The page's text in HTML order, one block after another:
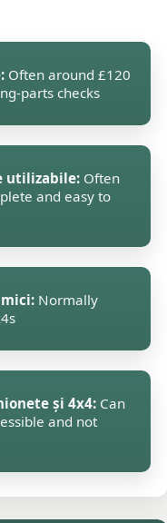
Often around £120
parts checks
utilizabile: Often
and easy to
Normally
și 4x4: Can
and not